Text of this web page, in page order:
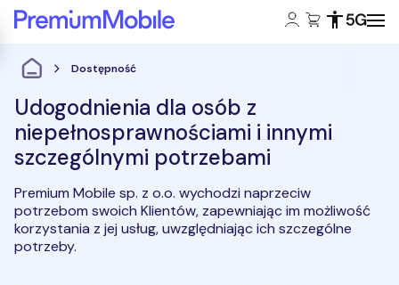
Powróć do strony głównej Konto klienta:
Koszyk:Zasięg
Dostępność
Udogodnienia dla osób z
niepełnosprawnościami i innymi
szczególnymi potrzebami
Premium Mobile sp. z o.o. wychodzi naprzeciw
potrzebom swoich Klientów, zapewniając im możliwość
korzystania z jej usług, uwzględniając ich szczególne
potrzeby.